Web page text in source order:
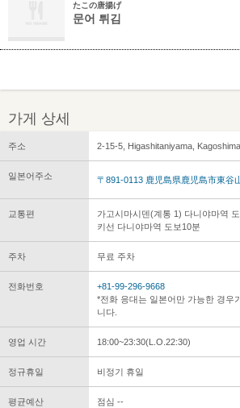
たこの唐揚げ
문어 튀김
가게 상세
주소 2-15-5, Higashitaniyama,
일본어주소 〒891-0113 鹿児島県鹿児島市東谷
교통편
가고시마시덴(계통 1) 다니야마역
키선 다니야마역 도보10분
주차 무료 주차
전화번호
+81-99-296-9668
*전화 응대는 일본어만 가능한 경우
니다.
영업 시간 18:00~23:30(L.O.22:30)
정규휴일 비정기 휴일
평균예산
점심 --